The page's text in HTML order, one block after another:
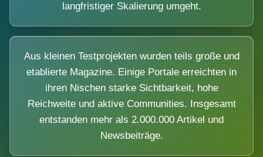
langfristiger Skalierung umgeht.
Aus kleinen Testprojekten wurden teils große und
etablierte Magazine. Einige Portale erreichten in
ihren Nischen starke Sichtbarkeit, hohe
Reichweite und aktive Communities. Insgesamt
entstanden mehr als 2.000.000 Artikel und
Newsbeiträge.